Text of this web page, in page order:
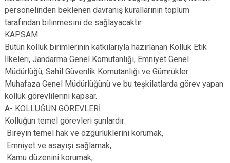
personelinden beklenen davranış kurallarının toplum
tarafından bilinmesini de sağlayacaktır.
KAPSAM
Bütün kolluk birimlerinin katkılarıyla hazırlanan Kolluk Etik
İlkeleri, Jandarma Genel Komutanlığı, Emniyet Genel
Müdürlüğü, Sahil Güvenlik Komutanlığı ve Gümrükler
Muhafaza Genel Müdürlüğünü ve bu teşkilatlarda görev yapan
kolluk görevlilerini kapsar.
A- KOLLUĞUN GÖREVLERİ
Kolluğun temel görevleri şunlardır:
Bireyin temel hak ve özgürlüklerini korumak,
Emniyet ve asayişi sağlamak,
Kamu düzenini korumak,